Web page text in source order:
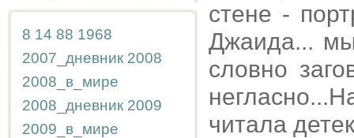
8 14 88 1968
2007_дневник 2008
2008_в_мире
2008_дневник 2009
2009_в_мире
стене -
Джаида... мы
словно
читала